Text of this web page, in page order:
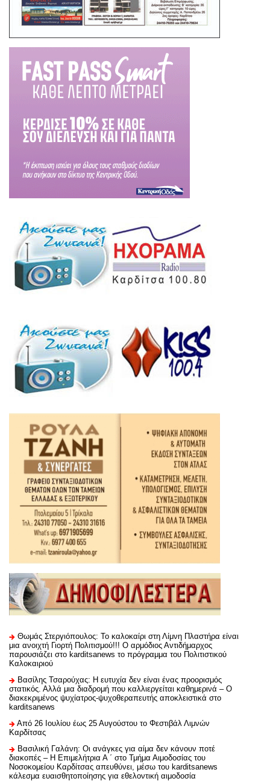
Θωμάς Στεργιόπουλος: Το καλοκαίρι στη Λίμνη Πλαστήρα είναι
μια ανοιχτή Γιορτή Πολιτισμού!!! Ο αρμόδιος Αντιδήμαρχος
παρουσιάζει στο karditsanews το πρόγραμμα του Πολιτιστικού
Καλοκαιριού
Βασίλης Τσαρούχας: Η ευτυχία δεν είναι ένας προορισμός
στατικός. Αλλά μια διαδρομή που καλλιεργείται καθημερινά – Ο
διακεκριμένος ψυχίατρος-ψυχοθεραπευτής αποκλειστικά στο
karditsanews
Από 26 Ιουλίου έως 25 Αυγούστου το Φεστιβάλ Λιμνών
Καρδίτσας
Βασιλική Γαλάνη: Οι ανάγκες για αίμα δεν κάνουν ποτέ
διακοπές – Η Επιμελήτρια Α ΄ στο Τμήμα Αιμοδοσίας του
Νοσοκομείου Καρδίτσας απευθύνει, μέσω του karditsanews
κάλεσμα ευαισθητοποίησης για εθελοντική αιμοδοσία